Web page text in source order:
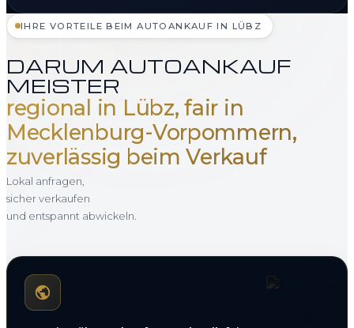
IHRE VORTEILE BEIM AUTOANKAUF IN LÜBZ
DARUM AUTOANKAUF
MEISTER
regional in Lübz, fair in
Mecklenburg-Vorpommern,
zuverlässig beim Verkauf
Lokal anfragen,
sicher verkaufen
und entspannt abwickeln.